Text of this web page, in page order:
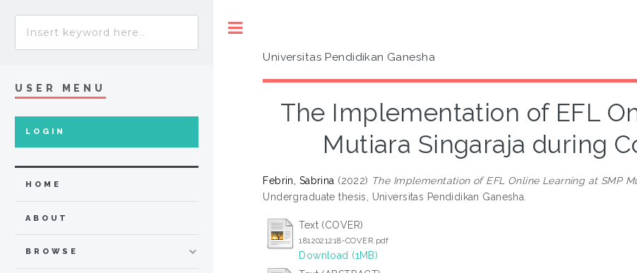
Universitas Pendidikan Ganesha
The Implementation of EFL
Mutiara Singaraja during
Febrin, Sabrina (2022) The Implementation of EFL Online Learning at SMP
Undergraduate thesis, Universitas Pendidikan Ganesha.
Text (COVER)
1812021218-COVER.pdf
Download (1MB)
USER MENU
LOGIN
HOME
ABOUT
BROWSE